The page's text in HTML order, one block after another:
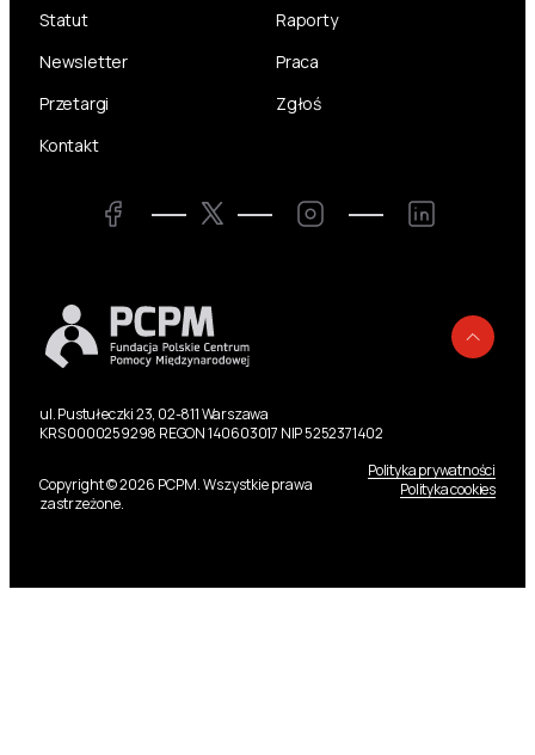
Statut
Raporty
Newsletter
Praca
Przetargi
Zgłoś
Kontakt
Facebook Twitter Instagram LinkedIn
ul. Pustułeczki 23, 02-811 Warszawa
KRS 0000259298 REGON 140603017 NIP 5252371402
Copyright © 2026 PCPM. Wszystkie prawa
zastrzeżone.
Polityka prywatności
Polityka cookies